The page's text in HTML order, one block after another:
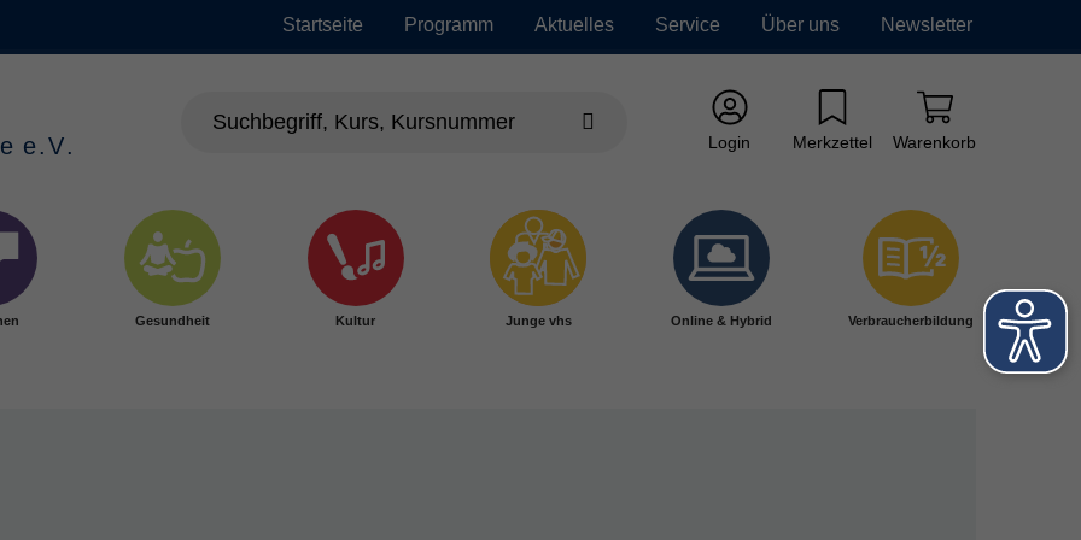
Startseite Programm Aktuelles Service Über uns Newsletter
Login Merkzettel Warenkorb
Gesundheit Kultur Junge vhs Online & Hybrid Verbraucherbildung